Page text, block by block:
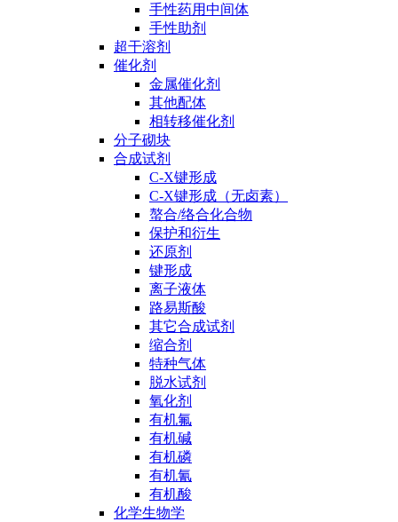
手性药用中间体
手性助剂
超干溶剂
催化剂
金属催化剂
其他配体
相转移催化剂
分子砌块
合成试剂
C-X键形成
C-X键形成（无卤素）
螯合/络合化合物
保护和衍生
还原剂
键形成
离子液体
路易斯酸
其它合成试剂
缩合剂
特种气体
脱水试剂
氧化剂
有机氟
有机碱
有机磷
有机氰
有机酸
化学生物学